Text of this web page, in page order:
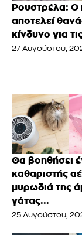
Ρουστρέλα: Ο
αποτελεί
κίνδυνο για
27 Αυγούστου,
Θα βοηθήσει
καθαριστής
μυρωδιά της
γάτας...
25 Αυγούστου,